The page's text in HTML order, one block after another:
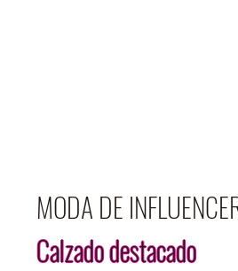
MODA DE
Calzado destacado